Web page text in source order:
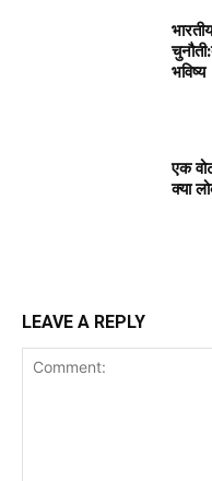
भविष्य
एक
क्या
LEAVE A REPLY